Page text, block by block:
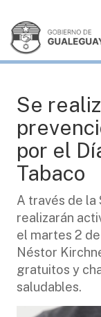
SALUD
Se
por el
Tabaco
A través de la
realizarán
el martes 2
Néstor
gratuitos y
saludables.